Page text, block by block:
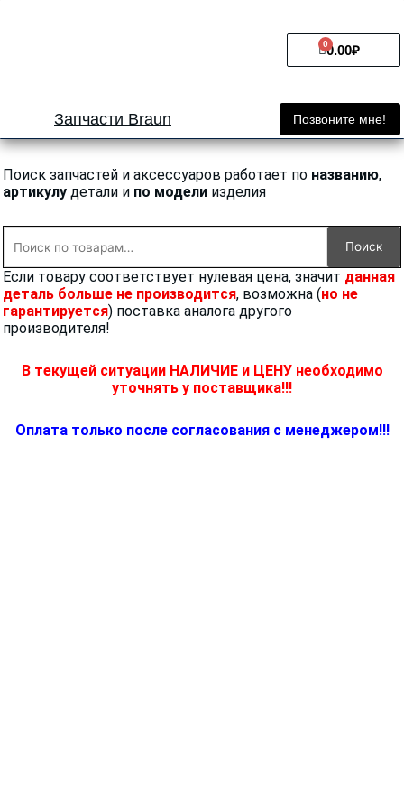
0.00₽
0
Cart
Запчасти Braun Позвоните мне!
Поиск запчастей и аксессуаров работает по названию,
артикулу детали и по модели изделия
Поиск
Если товару соответствует нулевая цена, значит данная
деталь больше не производится, возможна (но не
гарантируется) поставка аналога другого
производителя!
В текущей ситуации НАЛИЧИЕ и ЦЕНУ необходимо
уточнять у поставщика!!!
Оплата только после согласования с менеджером!!!